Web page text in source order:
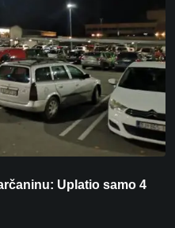
Uplatio samo 4